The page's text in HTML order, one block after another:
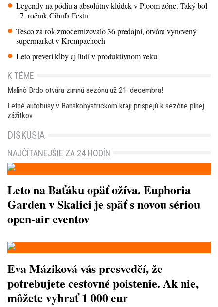
Legendy na pódiu a absolútny klúdek v Ploom zóne. Taký bol
17. ročník Cibuľa Festu
Tesco za rok zmodernizovalo 36 predajní, otvára vynovený
supermarket v Krompachoch
Leto preverí kĺby aj ľudí v produktívnom veku
K TÉME
Malinô Brdo otvára zimnú sezónu už 21. decembra!
Letné autobusy v Banskobystrickom kraji prispejú k sezóne plnej
zážitkov
DISKUSIA
NAJČÍTANEJŠIE ZA 24 HODÍN
Leto na Baťáku opäť ožíva. Euphoria
Garden v Skalici je späť s novou sériou
open-air eventov
Eva Máziková vás presvedčí, že
potrebujete cestovné poistenie. Ak nie,
môžete vyhrať 1 000 eur